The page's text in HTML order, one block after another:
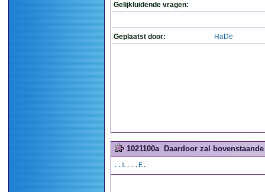
Gelijkluidende vragen:
Geplaatst door: HaDe
1021100a Daardoor zal
..L...E.